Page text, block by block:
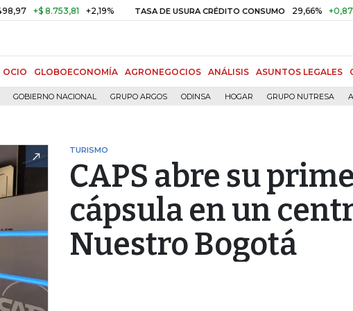
+$ 8.753,81 +2,19% TASA DE USURA CRÉDITO CONSUMO 29,66% +0,87%
OCIO GLOBOECONOMÍA AGRONEGOCIOS ANÁLISIS ASUNTOS LEGALES
GOBIERNO NACIONAL GRUPO ARGOS ODINSA HOGAR GRUPO NUTRESA
TURISMO
CAPS abre su
cápsula en un
Nuestro Bogotá